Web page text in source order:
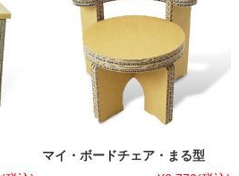
マイ・ボードチェア・まる型